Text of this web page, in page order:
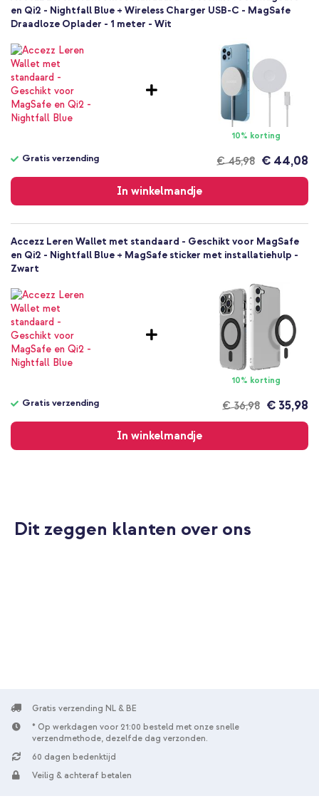
en Qi2 - Nightfall Blue + Wireless Charger USB-C - MagSafe
Draadloze Oplader - 1 meter - Wit
10% korting
€ 45,98
Gratis verzending € 44,08
In winkelmandje
verzending
Accezz Leren Wallet met standaard - Geschikt voor MagSafe
en Qi2 - Nightfall Blue + MagSafe sticker met installatiehulp -
Zwart
10% korting
€ 36,98
Gratis verzending € 35,98
In winkelmandje
verzending
Dit zeggen klanten over ons
Gratis verzending NL & BE
* Op werkdagen voor 21:00 besteld met onze snelle
verzendmethode, dezelfde dag verzonden.
60 dagen bedenktijd
Veilig & achteraf betalen